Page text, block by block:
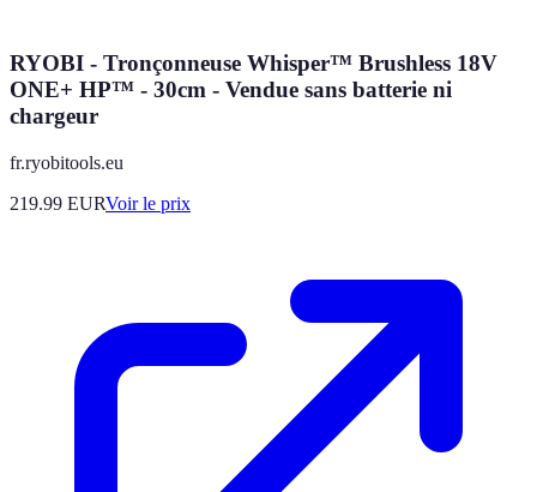
RYOBI - Tronçonneuse Whisper™ Brushless 18V
ONE+ HP™ - 30cm - Vendue sans batterie ni
chargeur
fr.ryobitools.eu
219.99 EURVoir le prix